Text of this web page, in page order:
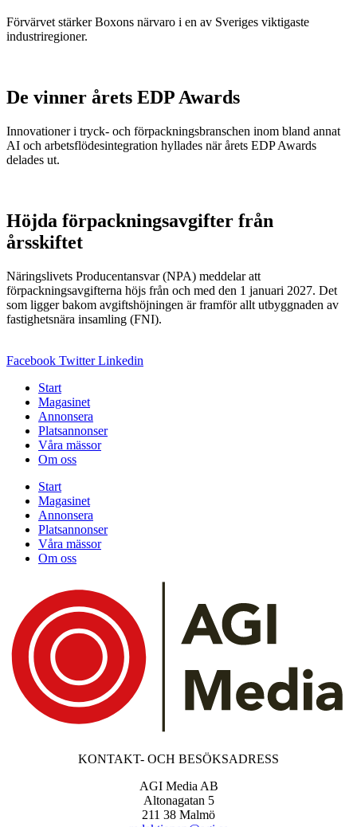
Förvärvet stärker Boxons närvaro i en av Sveriges viktigaste
industriregioner.
De vinner årets EDP Awards
Innovationer i tryck- och förpackningsbranschen inom bland annat
AI och arbetsflödesintegration hyllades när årets EDP Awards
delades ut.
Höjda förpackningsavgifter från
årsskiftet
Näringslivets Producentansvar (NPA) meddelar att
förpackningsavgifterna höjs från och med den 1 januari 2027. Det
som ligger bakom avgiftshöjningen är framför allt utbyggnaden av
fastighetsnära insamling (FNI).
Facebook Twitter Linkedin
Start
Magasinet
Annonsera
Platsannonser
Våra mässor
Om oss
Start
Magasinet
Annonsera
Platsannonser
Våra mässor
Om oss
KONTAKT- OCH BESÖKSADRESS
AGI Media AB
Altonagatan 5
211 38 Malmö